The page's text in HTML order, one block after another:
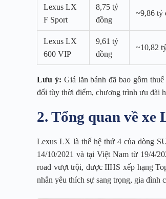
Lexus LX
F Sport
8,75 tỷ
đồng
~9,86 tỷ
Lexus LX
600 VIP
9,61 tỷ
đồng
~10,82
Lưu ý: Giá lăn bánh đã bao gồm
đổi tùy thời điểm, chương trình ưu đãi
2. Tổng quan về xe
Lexus LX là thế hệ thứ 4 của dòng
14/10/2021 và tại Việt Nam từ 19/4/
road vượt trội, được IIHS xếp hạng
nhân yêu thích sự sang trọng, gia đình